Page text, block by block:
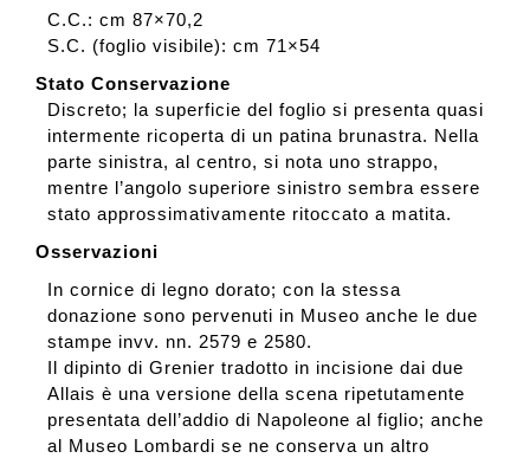
C.C.: cm 87×70,2
S.C. (foglio visibile): cm 71×54
Stato Conservazione
Discreto; la superficie del foglio si presenta quasi
intermente ricoperta di un patina brunastra. Nella
parte sinistra, al centro, si nota uno strappo,
mentre l’angolo superiore sinistro sembra essere
stato approssimativamente ritoccato a matita.
Osservazioni
In cornice di legno dorato; con la stessa
donazione sono pervenuti in Museo anche le due
stampe invv. nn. 2579 e 2580.
Il dipinto di Grenier tradotto in incisione dai due
Allais è una versione della scena ripetutamente
presentata dell’addio di Napoleone al figlio; anche
al Museo Lombardi se ne conserva un altro